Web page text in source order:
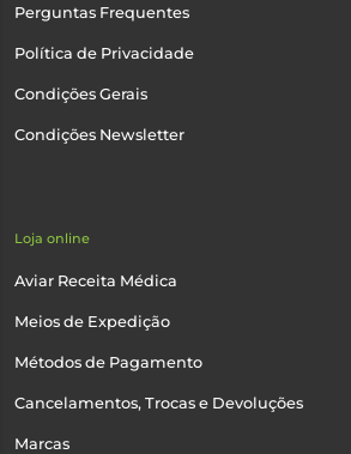
Perguntas Frequentes
Política de Privacidade
Condições Gerais
Condições Newsletter
Loja online
Aviar Receita Médica
Meios de Expedição
Métodos de Pagamento
Cancelamentos, Trocas e Devoluções
Marcas